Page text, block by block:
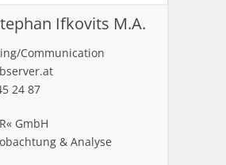
Ifkovits M.A.
Communication
24 87
GmbH
& Analyse